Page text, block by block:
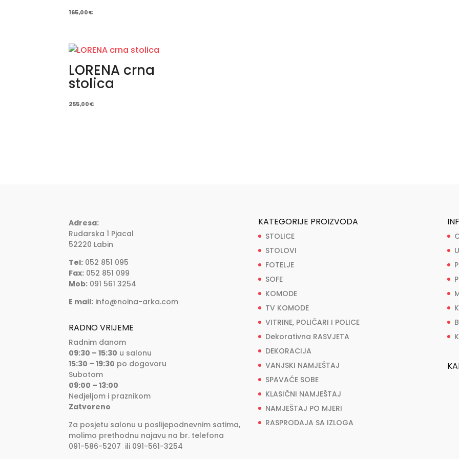
165,00€
LORENA crna
stolica
255,00€
Adresa:
Rudarska 1 Pjacal
52220 Labin
Tel: 052 851 095
Fax: 052 851 099
Mob: 091 561 3254
E mail: info@noina-arka.com
RADNO VRIJEME
Radnim danom
09:30 – 15:30 u salonu
15:30 – 19:30 po dogovoru
Subotom
09:00 – 13:00
Nedjeljom i praznikom
Zatvoreno
Za posjetu salonu u poslijepodnevnim satima,
molimo prethodnu najavu na br. telefona
091-586-5207 ili 091-561-3254
KATEGORIJE PROIZVODA
STOLICE
STOLOVI
FOTELJE
SOFE
KOMODE
TV KOMODE
VITRINE, POLIČARI I POLICE
Dekorativna RASVJETA
DEKORACIJA
VANJSKI NAMJEŠTAJ
SPAVAĆE SOBE
KLASIČNI NAMJEŠTAJ
NAMJEŠTAJ PO MJERI
RASPRODAJA SA IZLOGA